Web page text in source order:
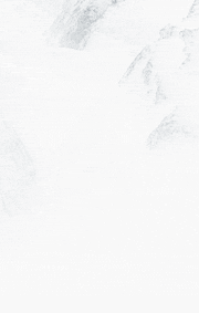
Hörnerbahn – Bolsterlang